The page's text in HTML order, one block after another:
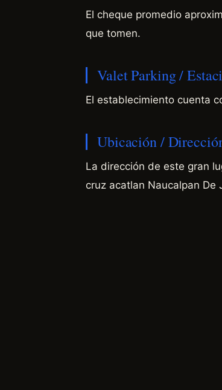
El cheque promedio
que tomen.
Valet Parking /
El establecimiento cuenta
Ubicación /
La dirección de este gran
cruz acatlan Naucalpan De